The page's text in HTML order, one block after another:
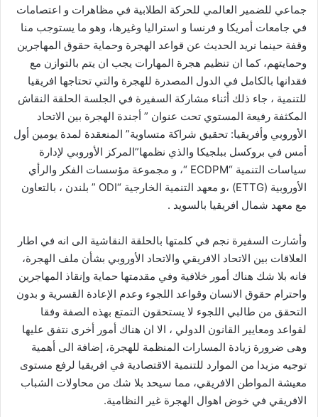
جماعي للضمير العالمي للحركة الطلابية في مظاهرات و اعتصامات
في جامعات أمريكا و فرنسا و استراليا وغيرها، وهو ما يستوجب منا
وقفة حينما نريد الحديث عن قواعد الهجرة وحماية حقوق المهاجرين
وحمايتهم، كما ان تنظيم هجرة المهارات يجب ان يتم بالتوازن مع
فقدانها بالكامل في الدول المصدرة للهجرة والتي تحتاجها افريقيا
للتنمية ، جاء ذلك أثناء مشاركة السفيرة في الجلسة الحلقة النقاش
المكثفة رفيعة المستوي تحت عنوان ” أجندة الهجرة بين الاتحاد
الأوروبي وأفريقيا: تحقيق شراكة متساوية” المنعقدة لمدة يومين أول
أمس في بروكسل ببلجيكا والذي نظمها”المركز الأوروبي لإدارة
سياسات التنمية “ECDPM “، و مجموعة مؤسسات الفكر والرأي
الأوروبية (ETTG) ،و معهد التنمية الخارجية “ODI ” بلندن ، بالتعاون
مع معهد شمال افريقيا بالسويد .
وأشارت السفيرة نجم في كلمتها بالحلقة النقاشية الى انه في اطار
العلاقات بين الاتحاد الافريقي والاتحاد الأوروبي بشأن ملف الهجرة،
فانه بلا شك هناك أمور خلافية وفي مقدمتها حماية وإنقاذ المهاجرين
واحترام حقوق الانسان وقواعد اللجوء وعدم الإعادة القسرية و بدون
التحقق من طالبي اللجوء لا يستحقون التمتع بهذه الصفة وفقا
لقواعد ومعايير القانون الدولي ، الا ان هناك أمور أخرى نتفق عليها
وهى ضرورة زيادة المسارات المنظمة للهجرة، إضافة الى أهمية
توجيه مزيدا من الموارد للتنمية الاقتصادية في افريقيا لرفع مستوى
معيشة المواطن الافريقي، مما سيحد بلا شك من محاولات الشباب
الافريقي في خوض اهوال الهجرة غير النظامية.